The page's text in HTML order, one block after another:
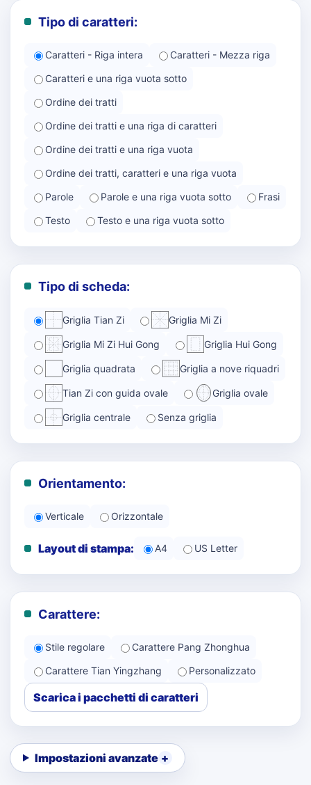
Tipo di caratteri:
Caratteri - Riga intera
Caratteri - Mezza riga
Caratteri e una riga vuota sotto
Ordine dei tratti
Ordine dei tratti e una riga di caratteri
Ordine dei tratti e una riga vuota
Ordine dei tratti, caratteri e una riga vuota
Parole
Parole e una riga vuota sotto
Frasi
Testo
Testo e una riga vuota sotto
Tipo di scheda:
Griglia Tian Zi Griglia Mi Zi
Griglia Mi Zi Hui Gong Griglia Hui Gong
Griglia quadrata Griglia a nove riquadri
Tian Zi con guida ovale Griglia ovale
Griglia centrale Senza griglia
Orientamento:
Verticale Orizzontale
Layout di stampa: A4 US Letter
Carattere:
Stile regolare
Carattere Pang Zhonghua
Carattere Tian Yingzhang
Personalizzato
Scarica i pacchetti di caratteri
Impostazioni avanzate